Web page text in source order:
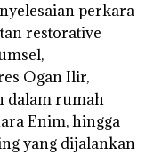
perkara
restorative
Ogan Ilir,
dalam rumah
Enim, hingga
yang dijalankan